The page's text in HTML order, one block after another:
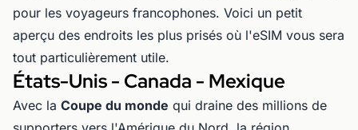
pour les voyageurs francophones. Voici un petit
aperçu des endroits les plus prisés où l'eSIM vous sera
tout particulièrement utile.
États-Unis - Canada - Mexique
Avec la Coupe du monde qui draine des millions de